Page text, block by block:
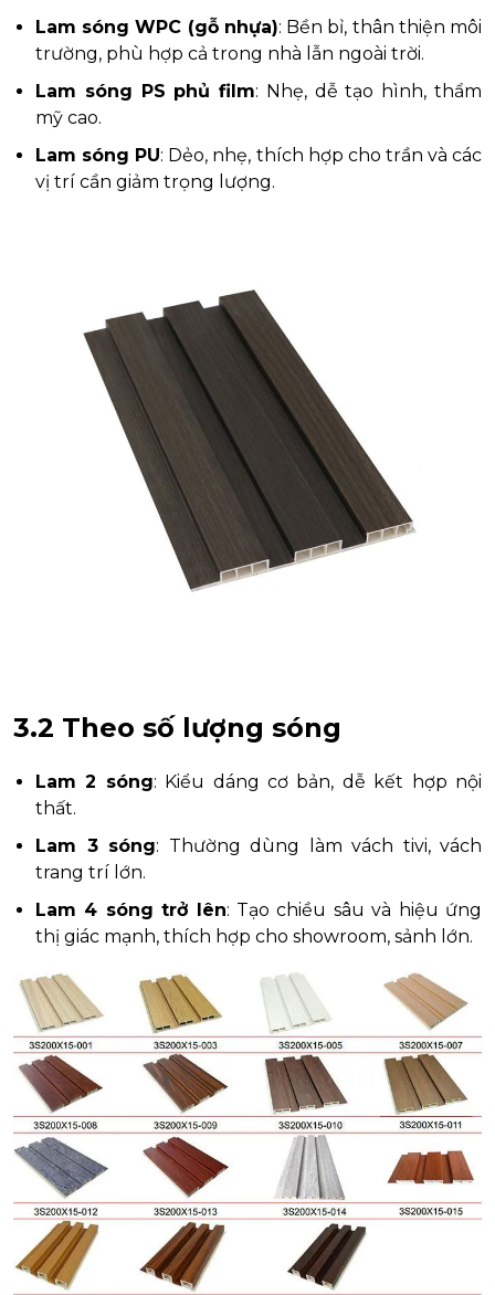
Lam sóng WPC (gỗ nhựa): Bền bỉ, thân thiện môi
trường, phù hợp cả trong nhà lẫn ngoài trời.
Lam sóng PS phủ film: Nhẹ, dễ tạo hình, thẩm
mỹ cao.
Lam sóng PU: Dẻo, nhẹ, thích hợp cho trần và các
vị trí cần giảm trọng lượng.
3.2 Theo số lượng sóng
Lam 2 sóng: Kiểu dáng cơ bản, dễ kết hợp nội
thất.
Lam 3 sóng: Thường dùng làm vách tivi, vách
trang trí lớn.
Lam 4 sóng trở lên: Tạo chiều sâu và hiệu ứng
thị giác mạnh, thích hợp cho showroom, sảnh lớn.